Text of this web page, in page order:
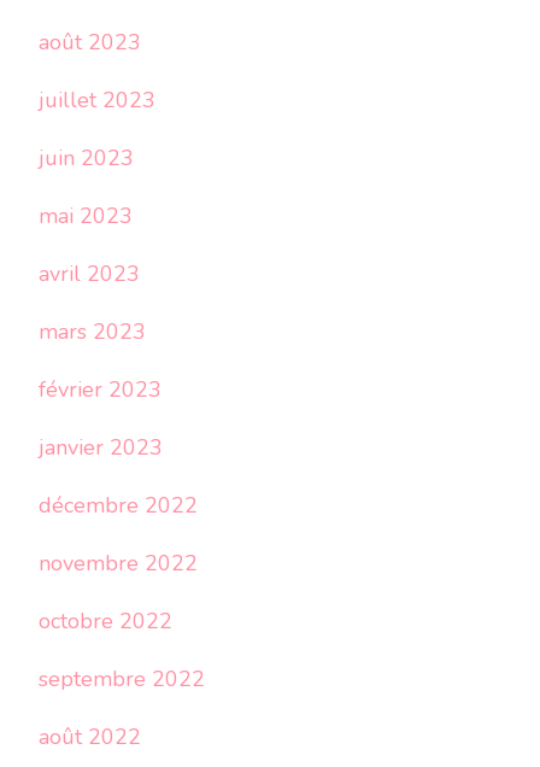
août 2023
juillet 2023
juin 2023
mai 2023
avril 2023
mars 2023
février 2023
janvier 2023
décembre 2022
novembre 2022
octobre 2022
septembre 2022
août 2022